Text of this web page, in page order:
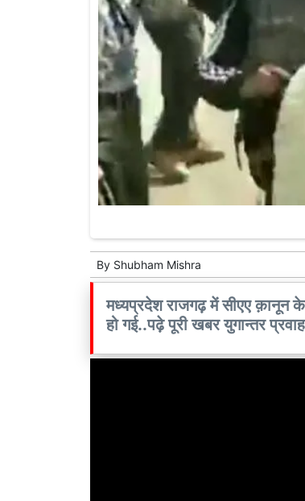
By Shubham Mishra
मध्यप्रदेश राजगढ़ में सीएए क़ानून
हो गई..पढ़े पूरी खबर युगान्तर